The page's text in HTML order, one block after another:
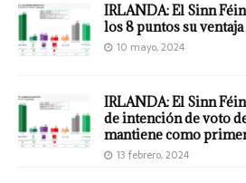
IRLANDA: El Sinn
los 8 puntos su
10 mayo, 2024
IRLANDA: El Sinn
de intención de voto
mantiene como
13 febrero, 2024